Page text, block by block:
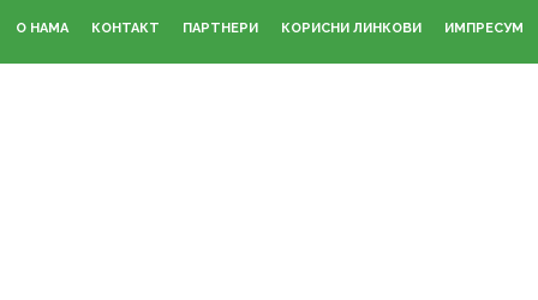
О НАМА КОНТАКТ ПАРТНЕРИ КОРИСНИ ЛИНКОВИ ИМПРЕСУМ